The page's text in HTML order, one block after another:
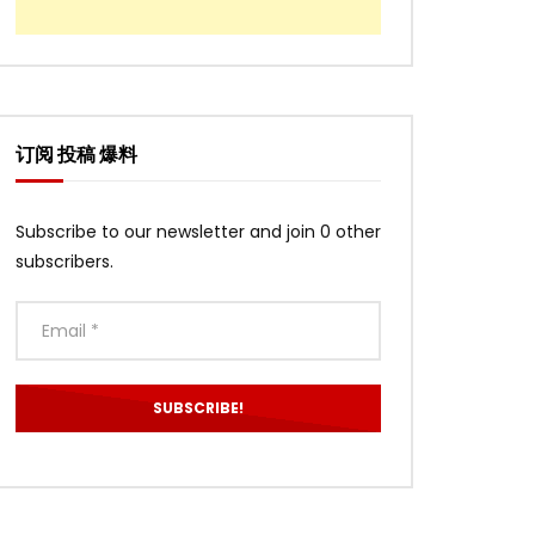
订阅 投稿 爆料
Subscribe to our newsletter and join 0 other
subscribers.